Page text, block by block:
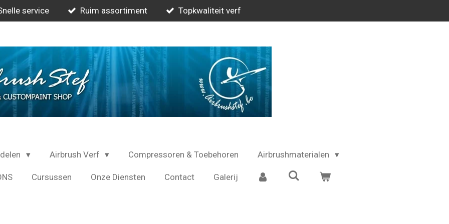
service Ruim assortiment Topkwaliteit verf
Airbrush Verf Compressoren & Toebehoren Airbrushmaterialen
Cursussen Onze Diensten Contact Galerij